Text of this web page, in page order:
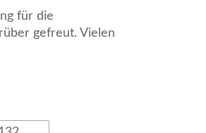
für die
gefreut. Vielen